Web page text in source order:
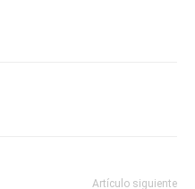
Artículo siguiente